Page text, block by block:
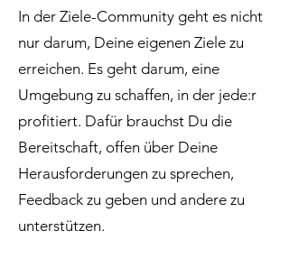
In der Ziele-Community geht es nicht
nur darum, Deine eigenen Ziele zu
erreichen. Es geht darum, eine
Umgebung zu schaffen, in der jede:r
profitiert. Dafür brauchst Du die
Bereitschaft, offen über Deine
Herausforderungen zu sprechen,
Feedback zu geben und andere zu
unterstützen.